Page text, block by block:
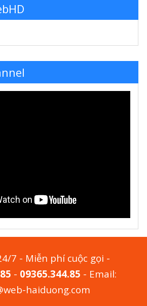
7 - Miễn phí cuộc gọi -
- 09365.344.85 - Email:
haiduong.com